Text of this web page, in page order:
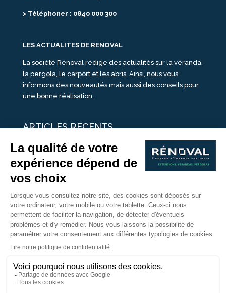
> Téléphoner : 0840 000 300
LES ACTUALITES DE RENOVAL
La société Rénoval rédige des actualités sur la véranda,
la pergola, le carport et les abris. Ainsi, nous vous
informons des nouveautés mais aussi des conseils pour
une bonne réalisation.
ARTICLES RECENTS
25 idées de vérandas design
Un été pour une véranda
Portes Ouvertes Véranda Extension Suisse | 26-27 Juin
Une ombre avec une pergola aluminium
portes ouvertes véranda sur mesure
Nous Suivre